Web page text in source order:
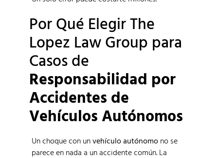
Por Qué Elegir The
Lopez Law Group para
Casos de
Responsabilidad por
Accidentes de
Vehículos Autónomos
Un choque con unvehículo autónomo no se
parece en nada a un accidente común. La